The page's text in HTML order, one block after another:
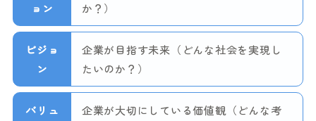
ョン
か？）
ビジョ
ン
企業が目指す未来（どんな社会を実現し
たいのか？）
バリュ
企業が大切にしている価値観（どんな考